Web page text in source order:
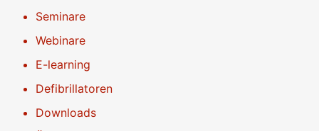
Seminare
Webinare
E-learning
Defibrillatoren
Downloads